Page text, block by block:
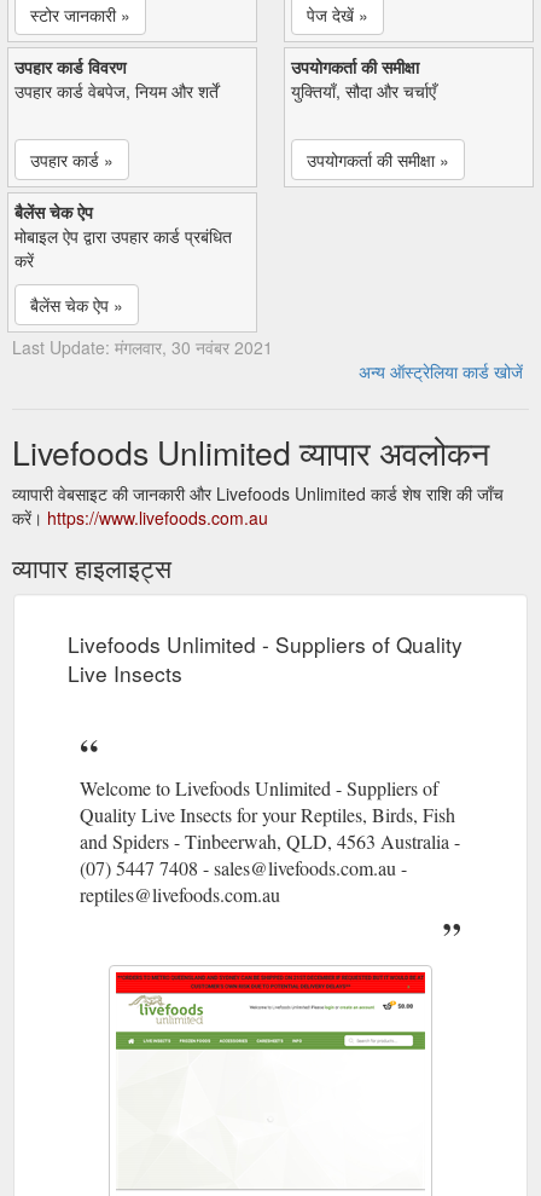
स्टोर जानकारी » पेज देखें »
उपहार कार्ड विवरण
उपहार कार्ड वेबपेज, नियम और शर्तें
उपहार कार्ड »
उपयोगकर्ता की समीक्षा
युक्तियाँ, सौदा और चर्चाएँ
उपयोगकर्ता की समीक्षा »
बैलेंस चेक ऐप
मोबाइल ऐप द्वारा उपहार कार्ड प्रबंधित
करें
बैलेंस चेक ऐप »
Last Update: मंगलवार, 30 नवंबर 2021
अन्य ऑस्ट्रेलिया कार्ड खोजें
Livefoods Unlimited व्यापार अवलोकन
व्यापारी वेबसाइट की जानकारी और Livefoods Unlimited कार्ड शेष राशि की जाँच
करें। https://www.livefoods.com.au
व्यापार हाइलाइट्स
Livefoods Unlimited - Suppliers of Quality
Live Insects
Welcome to Livefoods Unlimited - Suppliers of
Quality Live Insects for your Reptiles, Birds, Fish
and Spiders - Tinbeerwah, QLD, 4563 Australia -
(07) 5447 7408 - sales@livefoods.com.au -
reptiles@livefoods.com.au